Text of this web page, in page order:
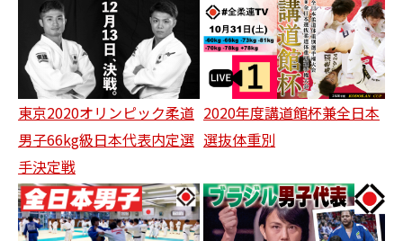
東京2020オリンピック柔道
男子66kg級日本代表内定選
手決定戦
2020年度講道館杯兼全日本
選抜体重別